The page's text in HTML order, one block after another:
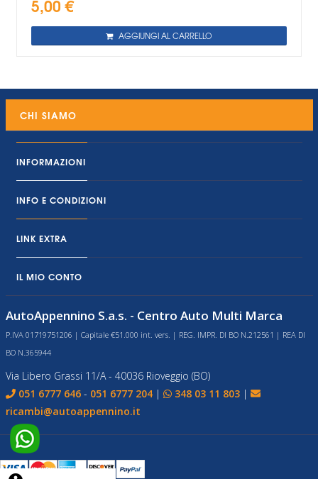
5,00 €
AGGIUNGI AL CARRELLO
CHI SIAMO
INFORMAZIONI
INFO E CONDIZIONI
LINK EXTRA
IL MIO CONTO
AutoAppennino S.a.s. - Centro Auto Multi Marca
P.IVA 01719751206 | Capitale €51.000 int. vers. | REG. IMPR. DI BO N.212561 | REA DI
BO N.365944
Via Libero Grassi 11/A - 40036 Rioveggio (BO)
051 6777 646 - 051 6777 204 | 348 03 11 803 |
ricambi@autoappennino.it